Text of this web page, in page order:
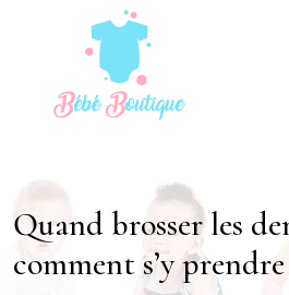
Quand brosser les
comment s’y prendre